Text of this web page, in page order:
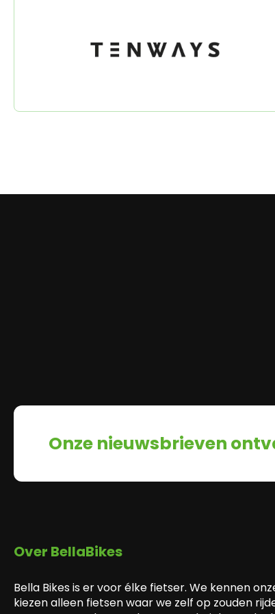
Onze nieuwsbrieven
Over BellaBikes
Bella Bikes is er voor élke fietser. We kennen
kiezen alleen fietsen waar we zelf op zouden